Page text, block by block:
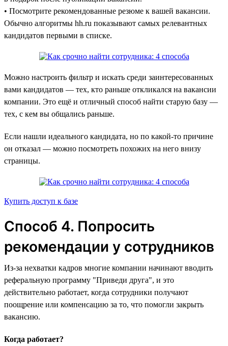
• Посмотрите рекомендованные резюме к вашей вакансии.
Обычно алгоритмы hh.ru показывают самых релевантных
кандидатов первыми в списке.
Можно настроить фильтр и искать среди заинтересованных
вами кандидатов — тех, кто раньше откликался на вакансии
компании. Это ещё и отличный способ найти старую базу —
тех, с кем вы общались раньше.
Если нашли идеального кандидата, но по какой-то причине
он отказал — можно посмотреть похожих на него внизу
страницы.
Купить доступ к базе
Способ 4. Попросить
рекомендации у сотрудников
Из-за нехватки кадров многие компании начинают вводить
реферальную программу "‎Приведи друга",‎ и это
действительно работает, когда сотрудники получают
поощрение или компенсацию за то, что помогли закрыть
вакансию.
Когда работает?